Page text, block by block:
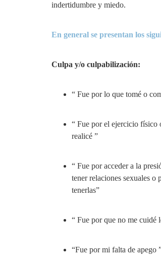
indertidumbre y miedo.
En general se presentan los
Culpa y/o culpabilización:
“ Fue por lo que tomé o
“ Fue por el ejercicio físico
realicé ”
“ Fue por acceder a la
tener relaciones sexuales o
tenerlas”
“ Fue por que no me cuidé
“Fue por mi falta de apego